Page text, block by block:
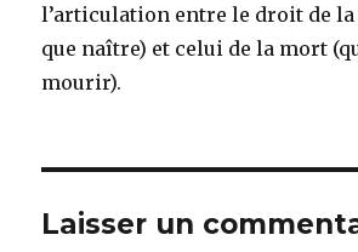
l’articulation entre le droit de la
que naître) et celui de la mort
mourir).
Laisser un